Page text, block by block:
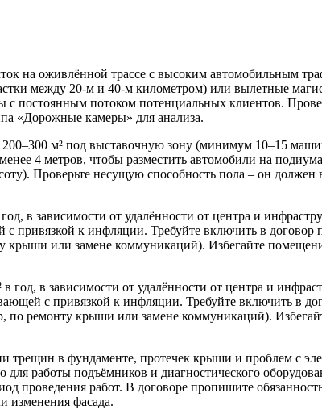
на оживлённой трассе с высоким автомобильным
между 20-м и 40-м километром) или вылетные
постоянным потоком потенциальных клиентов.
«Дорожные камеры» для анализа.
м² под выставочную зону (минимум 10–15
4 метров, чтобы разместить автомобили на
Проверьте несущую способность пола – он должен
в зависимости от удалённости от центра и
привязкой к инфляции. Требуйте включить в договор
крыши или замене коммуникаций). Избегайте
трещин в фундаменте, протечек крыши и проблем с
работы подъёмников и диагностического
проведения работ. В договоре пропишите
изменения фасада.